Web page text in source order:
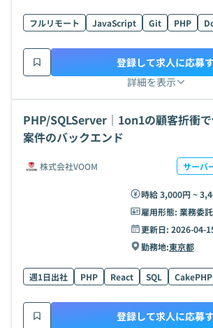
フルリモート JavaScript Git PHP
詳細を表示
登録して求人に応募
PHP/SQLServer｜1on1の顧客折衝
案件のバックエンド
株式会社VOOM サーバ
時給 3,000円 ~
雇用形態: 業務委託
更新日: 2026-04-
勤務地:東京都
週1日出社 PHP React SQL CakePHP
登録して求人に応募